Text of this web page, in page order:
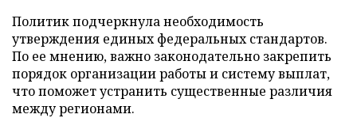
Политик подчеркнула необходимость
утверждения единых федеральных стандартов.
По ее мнению, важно законодательно закрепить
порядок организации работы и систему выплат,
что поможет устранить существенные различия
между регионами.